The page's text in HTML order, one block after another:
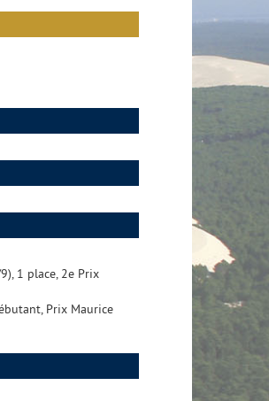
1 place, 2e Prix
Prix Maurice